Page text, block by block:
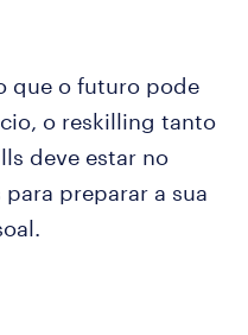
que o futuro pode
o reskilling tanto
deve estar no
preparar a sua